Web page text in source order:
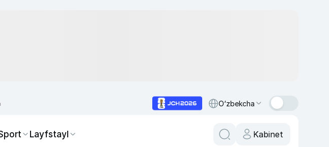
O‘zbekcha
Layfstayl Kabinet